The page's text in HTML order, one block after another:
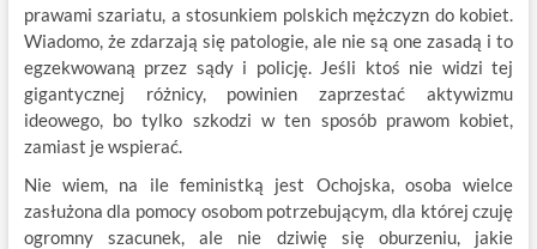
prawami szariatu, a stosunkiem polskich mężczyzn do kobiet.
Wiadomo, że zdarzają się patologie, ale nie są one zasadą i to
egzekwowaną przez sądy i policję. Jeśli ktoś nie widzi tej
gigantycznej różnicy, powinien zaprzestać aktywizmu
ideowego, bo tylko szkodzi w ten sposób prawom kobiet,
zamiast je wspierać.
Nie wiem, na ile feministką jest Ochojska, osoba wielce
zasłużona dla pomocy osobom potrzebującym, dla której czuję
ogromny szacunek, ale nie dziwię się oburzeniu, jakie